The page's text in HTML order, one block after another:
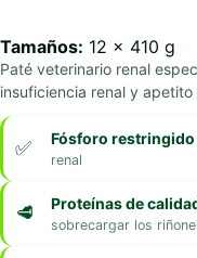
Tamaños: 12 x 410 g
Paté veterinario renal
insuficiencia renal y
Fósforo restringido
renal
Proteínas de
sobrecargar los